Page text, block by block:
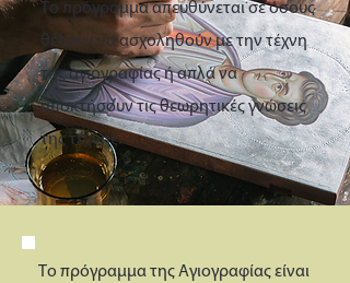
Το πρόγραμμα απευθύνεται σε όσους
θέλουν να ασχοληθούν με την τέχνη
της αγιογραφίας ή απλά να
αποκτήσουν τις θεωρητικές γνώσεις
της τέχνης.
Το πρόγραμμα της Αγιογραφίας είναι